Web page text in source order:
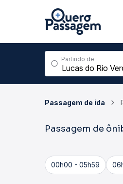
Partindo de
Passagem de ida
Passagem de
00h00 - 05h59